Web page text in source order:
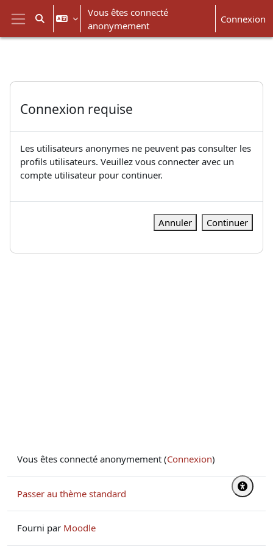
Passer au contenu principal
Panneau latéral
Activer/désactiver la saisie de recherche
Vous êtes connecté
anonymement
Connexion
Connexion requise
Les utilisateurs anonymes ne peuvent pas consulter les
profils utilisateurs. Veuillez vous connecter avec un
compte utilisateur pour continuer.
Annuler Continuer
Vous êtes connecté anonymement (Connexion)
Passer au thème standard
Fourni par Moodle